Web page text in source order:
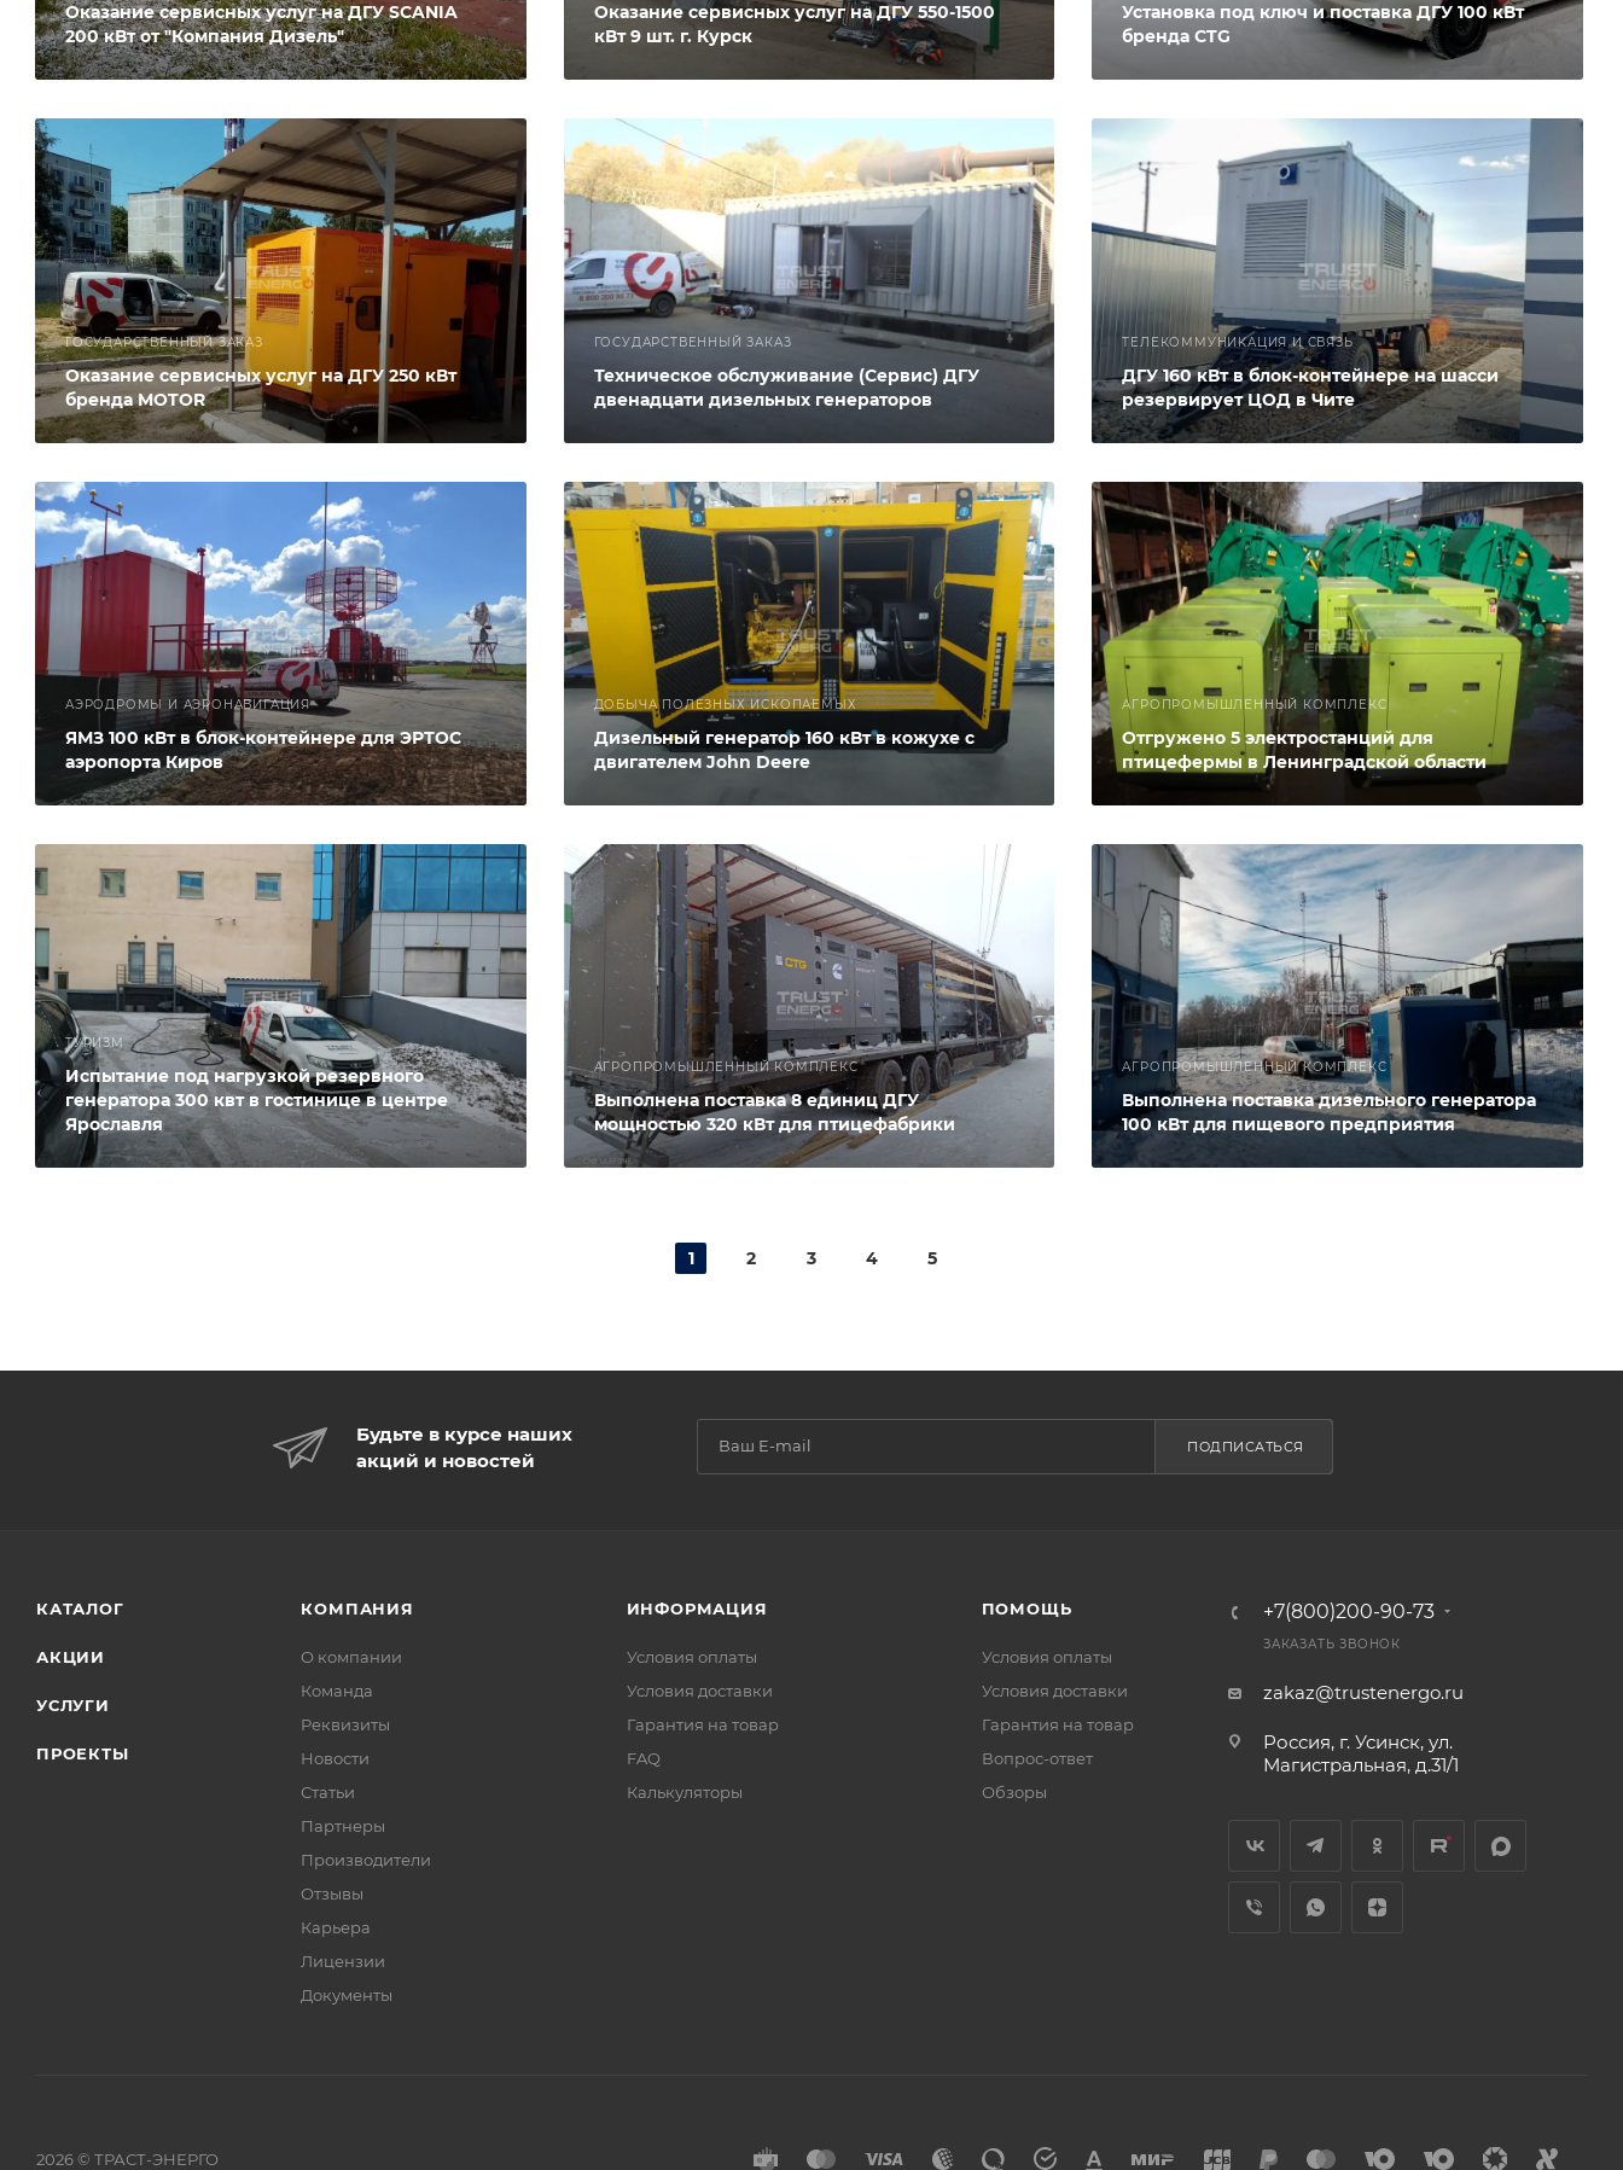
Оказание сервисных услуг на ДГУ SCANIA
200 кВт от "Компания Дизель"
Оказание сервисных услуг на ДГУ 550-1500
кВт 9 шт. г. Курск
Установка под ключ и поставка ДГУ 100 кВт
бренда CTG
ГОСУДАРСТВЕННЫЙ ЗАКАЗ
Оказание сервисных услуг на ДГУ 250 кВт
бренда MOTOR
ГОСУДАРСТВЕННЫЙ ЗАКАЗ
Техническое обслуживание (Сервис) ДГУ
двенадцати дизельных генераторов
ТЕЛЕКОММУНИКАЦИЯ И СВЯЗЬ
ДГУ 160 кВт в блок-контейнере на шасси
резервирует ЦОД в Чите
АЭРОДРОМЫ И АЭРОНАВИГАЦИЯ
ЯМЗ 100 кВт в блок-контейнере для ЭРТОС
аэропорта Киров
ДОБЫЧА ПОЛЕЗНЫХ ИСКОПАЕМЫХ
Дизельный генератор 160 кВт в кожухе с
двигателем John Deere
АГРОПРОМЫШЛЕННЫЙ КОМПЛЕКС
Отгружено 5 электростанций для
птицефермы в Ленинградской области
ТУРИЗМ
Испытание под нагрузкой резервного
генератора 300 квт в гостинице в центре
Ярославля
АГРОПРОМЫШЛЕННЫЙ КОМПЛЕКС
Выполнена поставка 8 единиц ДГУ
мощностью 320 кВт для птицефабрики
АГРОПРОМЫШЛЕННЫЙ КОМПЛЕКС
Выполнена поставка дизельного генератора
100 кВт для пищевого предприятия
1 2 3 4 5
Будьте в курсе наших
акций и новостей
ПОДПИСАТЬСЯ
КАТАЛОГ
АКЦИИ
УСЛУГИ
ПРОЕКТЫ
КОМПАНИЯ
О компании
Команда
Реквизиты
Новости
Статьи
Партнеры
Производители
Отзывы
Карьера
Лицензии
Документы
ИНФОРМАЦИЯ
Условия оплаты
Условия доставки
Гарантия на товар
FAQ
Калькуляторы
ПОМОЩЬ
Условия оплаты
Условия доставки
Гарантия на товар
Вопрос-ответ
Обзоры
+7(800)200-90-73
ЗАКАЗАТЬ ЗВОНОК
zakaz@trustenergo.ru
Россия, г. Усинск, ул.
Магистральная, д.31/1
2026 © ТРАСТ-ЭНЕРГО